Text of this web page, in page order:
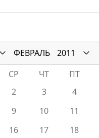
ФЕВРАЛЬ
2011
СР ЧТ ПТ
2 3 4
9 10 11
16 17 18